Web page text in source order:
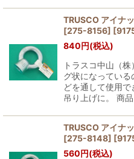
TRUSCO アイナ
[275-8156] [
840円(税込)
トラスコ中山（
グ状になってい
どを通して使用
吊り上げに。 商
TRUSCO アイナ
[275-8148] [
560円(税込)